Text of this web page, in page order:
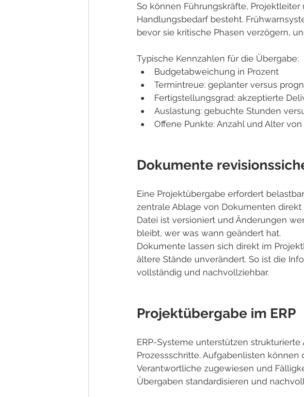
So können Führungskräfte,
Handlungsbedarf besteht.
bevor sie kritische Phasen verzögern,
Typische Kennzahlen für die Übergabe:
Budgetabweichung in Prozent
Termintreue: geplanter versus
Fertigstellungsgrad: akzeptierte
Auslastung: gebuchte Stunden
Offene Punkte: Anzahl und Alter
Dokumente
Eine Projektübergabe erfordert
zentrale Ablage von Dokumenten
Datei ist versioniert und Änderungen
bleibt, wer was wann geändert hat.
Dokumente lassen sich direkt im
ältere Stände unverändert. So ist die
vollständig und nachvollziehbar.
Projektübergabe im ERP
ERP-Systeme unterstützen
Prozessschritte. Aufgabenlisten
Verantwortliche zugewiesen und
Übergaben standardisieren und